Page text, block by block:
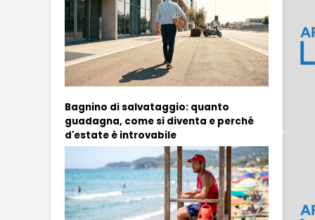
Bagnino di salvataggio: quanto
guadagna, come si diventa e perché
d'estate è introvabile